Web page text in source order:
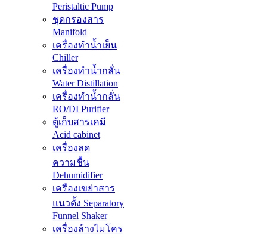
Peristaltic Pump
ชุดกรองสาร
Manifold
เครื่องทำน้ำเย็น
Chiller
เครื่องทำน้ำกลั่น
Water Distillation
เครื่องทำน้ำกลั่น
RO/DI Purifier
ตู้เก็บสารเคมี
Acid cabinet
เครื่องลด
ความชื้น
Dehumidifier
เครืองเขย่าสาร
แนวตั้ง Separatory
Funnel Shaker
เครื่องล้างไมโคร